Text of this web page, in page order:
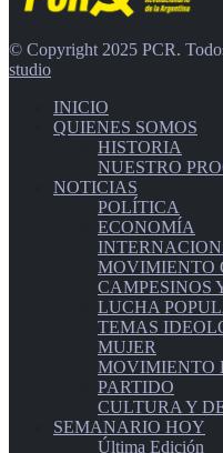
© Copyright 2025 PCR.
studio
INICIO
QUIENES SOMOS
HISTORIA
NUESTRO
NOTICIAS
POLÍTICA
ECONOMÍA
MOVIMIENTO
CAMPESINOS
LUCHA
TEMAS
MUJER
MOVIMIENTO
PARTIDO
CULTURA Y
SEMANARIO HOY
Última Edición